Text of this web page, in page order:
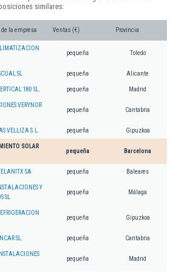
similares:
de la empresa Ventas (€) Provincia
pequeña Toledo
SL pequeña Alicante
180 SL. pequeña Madrid
VERYNOR
pequeña Cantabria
VELLIZA S.L. pequeña Gipuzkoa
SOLAR
pequeña Barcelona
SA pequeña Baleares
Y
SL
pequeña Málaga
pequeña Gipuzkoa
SL. pequeña Cantabria
pequeña Madrid